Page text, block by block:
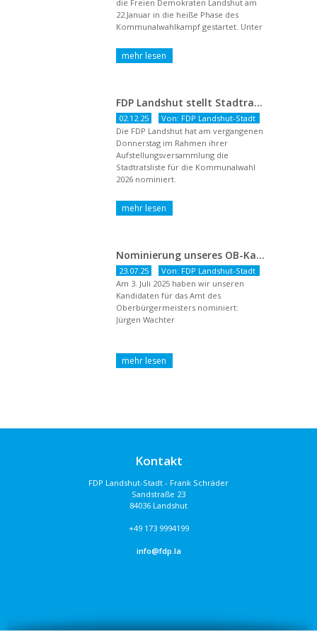
die Freien Demokraten Landshut am
22.Januar in die heiße Phase des
Kommunalwahlkampf gestartet. Unter
FDP Landshut stellt Stadtratsliste für 2026 auf – OB-Kandidat Jürgen Wachter betont Gestaltungsanspruch und liberale Zukunftsvision
02.12.25
Von: FDP Landshut-Stadt
Die FDP Landshut hat am vergangenen
Donnerstag im Rahmen ihrer
Aufstellungsversammlung die
Stadtratsliste für die Kommunalwahl
2026 nominiert.
Nominierung unseres OB-Kandidaten
23.07.25
Von: FDP Landshut-Stadt
Am 3. Juli 2025 haben wir unseren
Kandidaten für das Amt des
Oberbürgermeisters nominiert:
Jürgen Wachter
Kontakt
FDP Landshut-Stadt - Frank Schräder
Sandstraße 23
84036 Landshut
+49 173 9994199
info@fdp.la